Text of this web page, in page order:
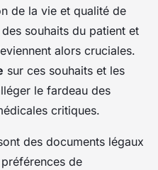
de la vie et qualité de
souhaits du patient et
alors cruciales.
sur ces souhaits et les
le fardeau des
critiques.
des documents légaux
de